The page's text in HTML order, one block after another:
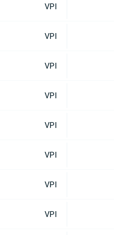
VPI
VPI
VPI
VPI
VPI
VPI
VPI
VPI